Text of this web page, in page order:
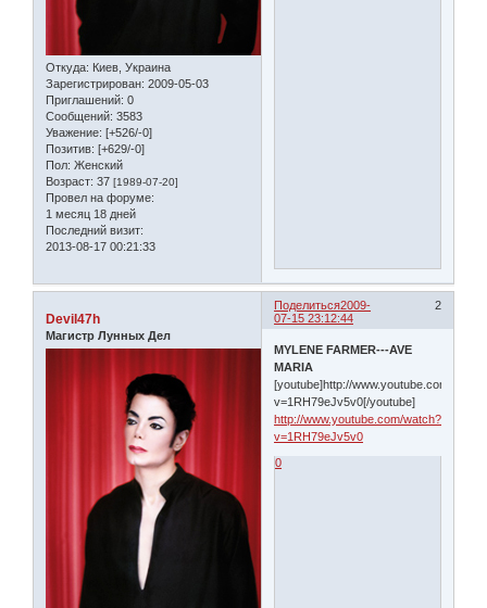
Откуда: Киев, Украина
Зарегистрирован: 2009-05-03
Приглашений: 0
Сообщений: 3583
Уважение: [+526/-0]
Позитив: [+629/-0]
Пол: Женский
Возраст: 37 [1989-07-20]
Провел на форуме:
1 месяц 18 дней
Последний визит:
2013-08-17 00:21:33
Поделиться 2
2009-
07-15 23:12:44
Devil47h
Магистр Лунных Дел
MYLENE FARMER---AVE
MARIA
[youtube]http://www.youtube.com/
v=1RH79eJv5v0[/youtube]
http://www.youtube.com/watch?
v=1RH79eJv5v0
0